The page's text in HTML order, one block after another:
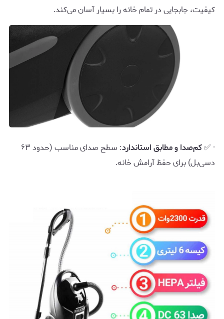
کیفیت، جابجایی در تمام خانه را بسیار آسان می‌کند.
· ✅کم‌صدا و مطابق استاندارد
: سطح صدای مناسب (حدود ۶۳
دسی‌بل) برای حفظ آرامش خانه.